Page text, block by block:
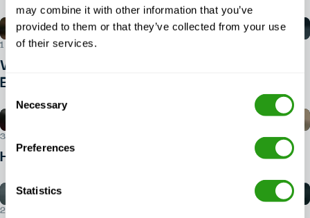
may combine it with other information that you’ve
provided to them or that they’ve collected from your use
of their services.
Consent
Selection
Necessary
Preferences
Statistics
1 AUGUSTUS 2026
Welk identiteitsbewijs heb je nodig voor
BOSIET?
30 JULI 2026
Hoe kan ik een BOSIET-cursus boeken?
29 JULI 2026